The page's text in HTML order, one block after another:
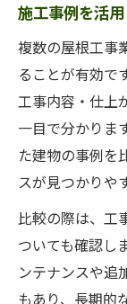
施工事例を活
複数の屋根工事
ることが有効で
工事内容・仕上
一目で分かりま
た建物の事例を
スが見つかりや
比較の際は、工
ついても確認し
ンテナンスや追
もあり、長期的